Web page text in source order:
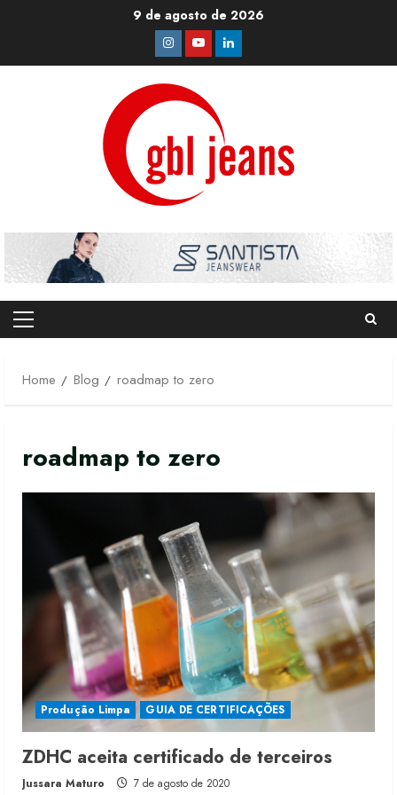
9 de agosto de 2026
Instagram
YoutubeLinkedin
Primary
Home
Blog roadmap to zero
roadmap to zero
Produção Limpa GUIA DE CERTIFICAÇÕES
ZDHC aceita certificado de terceiros
Jussara Maturo 7 de agosto de 2020
2
Moda vende US$63,7 bilhões em
produtos licenciados
6 de agosto de 2026
Sou de Algodão